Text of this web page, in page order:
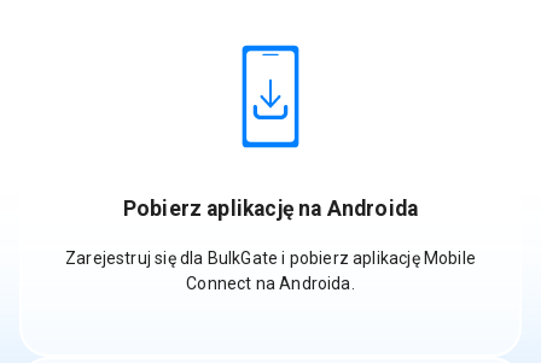
Pobierz aplikację na Androida
Zarejestruj się dla BulkGate i pobierz aplikację Mobile
Connect na Androida.